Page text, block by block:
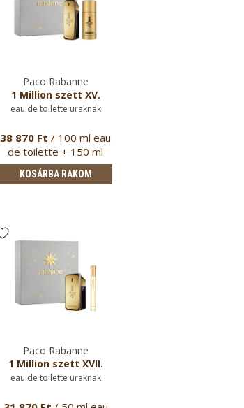
Paco Rabanne
1 Million szett XV.
eau de toilette uraknak
38 870 Ft / 100 ml eau
de toilette + 150 ml
spray …
KOSÁRBA RAKOM
Paco Rabanne
1 Million szett XVII.
eau de toilette uraknak